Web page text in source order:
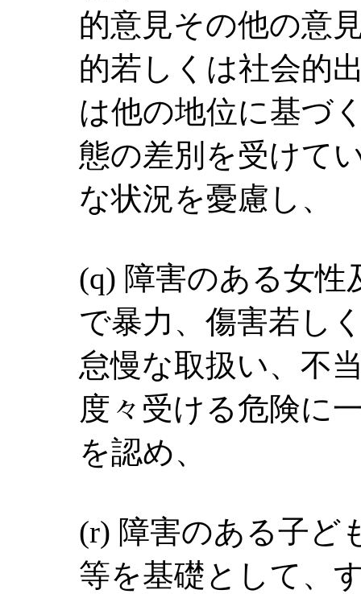
的意見その他の意
的若しくは社会的
は他の地位に基づ
態の差別を受けて
な状況を憂慮し、
(q) 障害のある女性
で暴力、傷害若し
怠慢な取扱い、不
度々受ける危険に
を認め、
(r) 障害のある子ど
等を基礎として、